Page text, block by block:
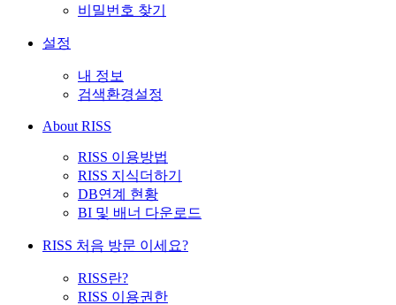
비밀번호 찾기
설정
내 정보
검색환경설정
About RISS
RISS 이용방법
RISS 지식더하기
DB연계 현황
BI 및 배너 다운로드
RISS 처음 방문 이세요?
RISS란?
RISS 이용권한